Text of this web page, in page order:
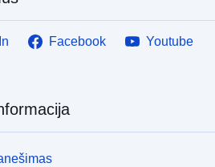
Facebook
Youtube